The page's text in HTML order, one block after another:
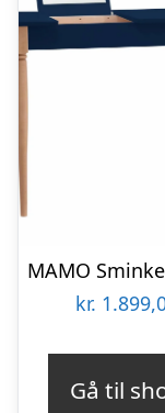
kr.
Gå til